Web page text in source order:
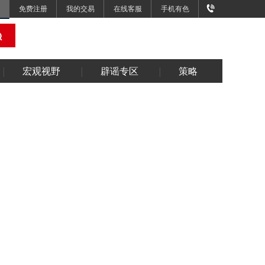
免费注册 我的交易 在线客服 手机有色
宏观视野 辟谣专区 策略